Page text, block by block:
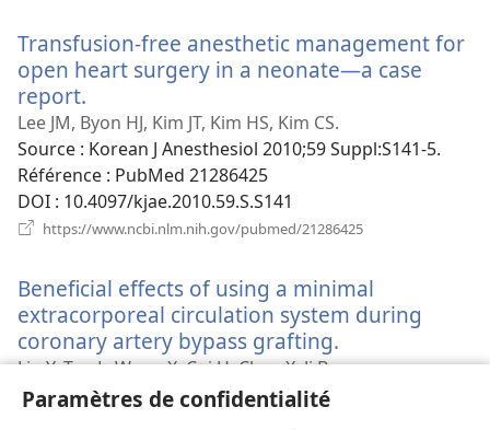
Paramètres de confidentialité
fenêtre)
Transfusion-free anesthetic management for
open heart surgery in a neonate—a case
report.
une
nouvelle
fenêtre)
Lee JM, Byon HJ, Kim JT, Kim HS, Kim CS.
Source ‎: Korean J Anesthesiol 2010;59 Suppl:S141-5.
Référence ‎: PubMed 21286425
DOI ‎: 10.4097/kjae.2010.59.S.S141
https://www.ncbi.nlm.nih.gov/pubmed/21286425
fenêtre)
Beneficial effects of using a minimal
extracorporeal circulation system during
coronary artery bypass grafting.
une
Liu Y, Tao L, Wang X, Cui H, Chen X, Ji B.
Source‎: Perfusion 2012;27(1):83-9.